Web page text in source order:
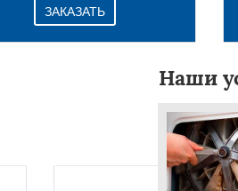
ЗАКАЗАТЬ
Наши
Даю согласие на